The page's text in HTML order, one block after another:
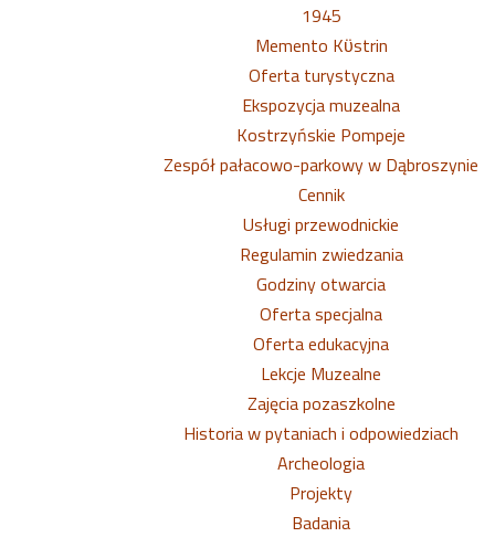
1945
Memento Kϋstrin
Oferta turystyczna
Ekspozycja muzealna
Kostrzyńskie Pompeje
Zespół pałacowo-parkowy w Dąbroszynie
Cennik
Usługi przewodnickie
Regulamin zwiedzania
Godziny otwarcia
Oferta specjalna
Oferta edukacyjna
Lekcje Muzealne
Zajęcia pozaszkolne
Historia w pytaniach i odpowiedziach
Archeologia
Projekty
Badania